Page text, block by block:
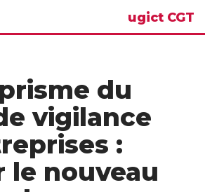
ugict CGT
du
vigilance
:
le nouveau